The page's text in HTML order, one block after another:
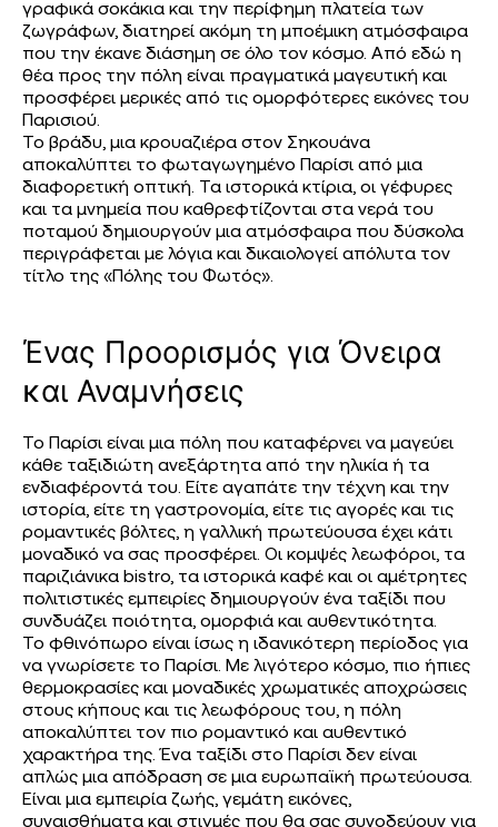
γραφικά σοκάκια και την περίφημη πλατεία των
ζωγράφων, διατηρεί ακόμη τη μποέμικη ατμόσφαιρα
που την έκανε διάσημη σε όλο τον κόσμο. Από εδώ η
θέα προς την πόλη είναι πραγματικά μαγευτική και
προσφέρει μερικές από τις ομορφότερες εικόνες του
Παρισιού.
Το βράδυ, μια κρουαζιέρα στον Σηκουάνα
αποκαλύπτει το φωταγωγημένο Παρίσι από μια
διαφορετική οπτική. Τα ιστορικά κτίρια, οι γέφυρες
και τα μνημεία που καθρεφτίζονται στα νερά του
ποταμού δημιουργούν μια ατμόσφαιρα που δύσκολα
περιγράφεται με λόγια και δικαιολογεί απόλυτα τον
τίτλο της «Πόλης του Φωτός».
Ένας Προορισμός για Όνειρα
και Αναμνήσεις
Το Παρίσι είναι μια πόλη που καταφέρνει να μαγεύει
κάθε ταξιδιώτη ανεξάρτητα από την ηλικία ή τα
ενδιαφέροντά του. Είτε αγαπάτε την τέχνη και την
ιστορία, είτε τη γαστρονομία, είτε τις αγορές και τις
ρομαντικές βόλτες, η γαλλική πρωτεύουσα έχει κάτι
μοναδικό να σας προσφέρει. Οι κομψές λεωφόροι, τα
παριζιάνικα bistro, τα ιστορικά καφέ και οι αμέτρητες
πολιτιστικές εμπειρίες δημιουργούν ένα ταξίδι που
συνδυάζει ποιότητα, ομορφιά και αυθεντικότητα.
Το φθινόπωρο είναι ίσως η ιδανικότερη περίοδος για
να γνωρίσετε το Παρίσι. Με λιγότερο κόσμο, πιο ήπιες
θερμοκρασίες και μοναδικές χρωματικές αποχρώσεις
στους κήπους και τις λεωφόρους του, η πόλη
αποκαλύπτει τον πιο ρομαντικό και αυθεντικό
χαρακτήρα της. Ένα ταξίδι στο Παρίσι δεν είναι
απλώς μια απόδραση σε μια ευρωπαϊκή πρωτεύουσα.
Είναι μια εμπειρία ζωής, γεμάτη εικόνες,
συναισθήματα και στιγμές που θα σας συνοδεύουν για